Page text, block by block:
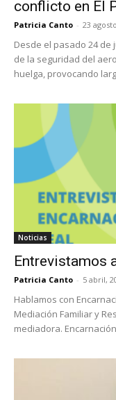
conflicto en El
Patricia Canto - 23
Desde el pasado 24
de la seguridad del
huelga, provocando
Noticias
Entrevistamos
Patricia Canto - 5 abril,
Hablamos con
Mediación Familiar y
mediadora.